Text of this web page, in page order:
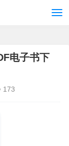
电子书下
173